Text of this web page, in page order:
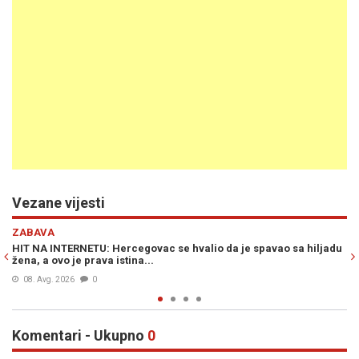
Vezane vijesti
hiljadu
ZABAVA
HIT NA INTERNETU: Natpis na kombiju splitskih registracija -
iz pjesme sarajevskog benda...
07. Avg. 2026
Komentari - Ukupno 0